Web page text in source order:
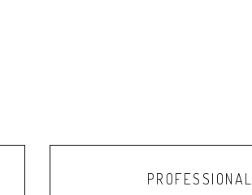
PROFESSIONAL